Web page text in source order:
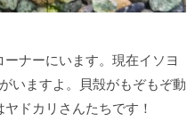
ナーにいます。現在イソヨ
いますよ。貝殻がもぞもぞ動
ドカリさんたちです！